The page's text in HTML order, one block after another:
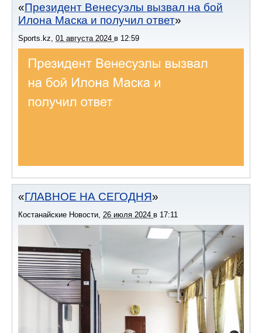
Президент Венесуэлы вызвал на бой
Илона Маска и получил ответ
Sports.kz 01 августа 2024 в 12:59
ГЛАВНОЕ НА СЕГОДНЯ
Костанайские Новости, 26 июля 2024 в 17:11